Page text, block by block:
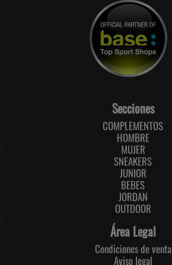
Secciones
COMPLEMENTOS
HOMBRE
MUJER
SNEAKERS
JUNIOR
BEBES
JORDAN
OUTDOOR
Área Legal
Condiciones de venta
Aviso legal